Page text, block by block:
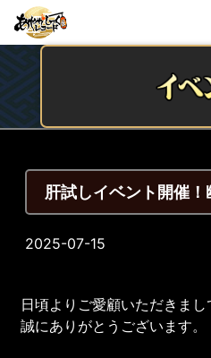
肝試しイベント開催！
2025-07-15
日頃よりご愛顧いただきまし
誠にありがとうございます。